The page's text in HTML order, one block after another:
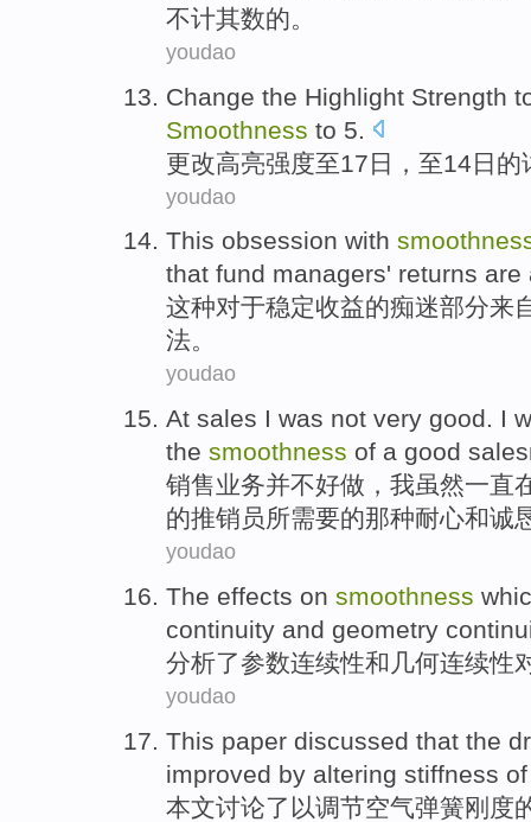
不计其数的。
youdao
Change the Highlight Strength
Smoothness to 5
更改高亮强度至17日 ， 至14 日 的
youdao
This obsession with
that fund managers' returns are
这种对于稳定收益的痴迷部分来
法。
youdao
At sales I was not very good. I
the smoothness of a good
销售业务并不好做， 我虽然一直
的推销员所需要的那种耐心和诚
youdao
The effects on smoothness
continuity and geometry
分析了参数连续性和 几何连续性
youdao
This paper discussed that the
improved by altering stiffness of
本文讨论了 以调节空气弹簧刚度